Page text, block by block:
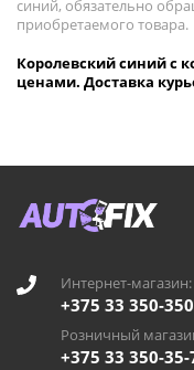
синий, обязательно
приобретаемого товара.
Королевский синий с
ценами. Доставка
Интернет-магазин:
+375 33 350-
Розничный
+375 33 350-35-